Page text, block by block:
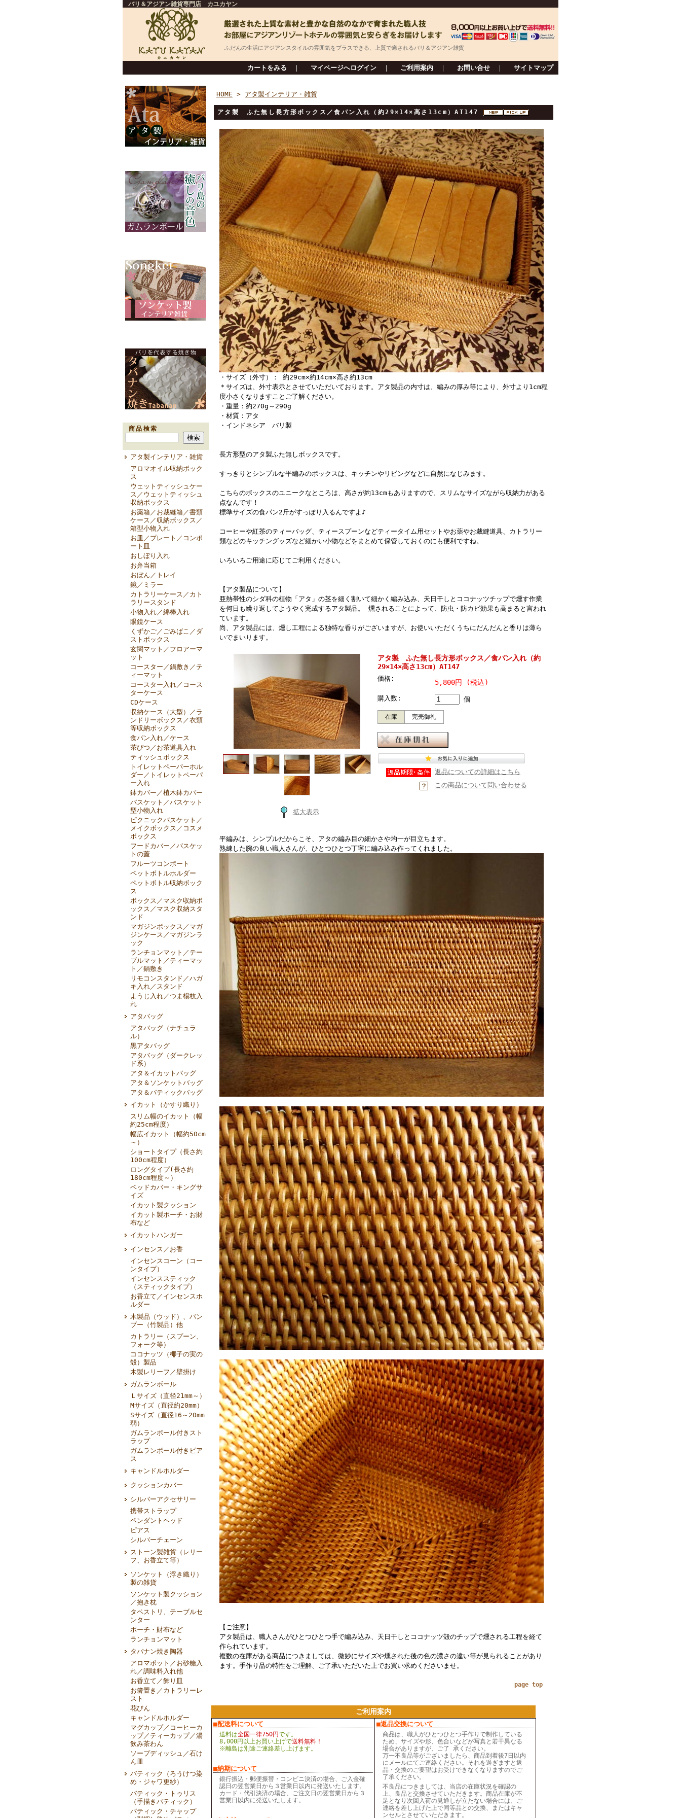
バリ＆アジアン雑貨専門店 カユカヤン
ふだんの生活にアジアンスタイルの雰囲気をプラスできる、上質で癒されるバリ＆アジアン雑貨
カートをみる ｜ マイページへログイン ｜ ご利用案内 ｜ お問い合せ ｜ サイトマップ
商品検索
アタ製インテリア・雑貨
アロマオイル収納ボック
ス
ウェットティッシュケー
ス／ウェットティッシュ
収納ボックス
お薬箱／お裁縫箱／書類
ケース／収納ボックス／
箱型小物入れ
お皿／プレート／コンポ
ート皿
おしぼり入れ
お弁当箱
おぼん／トレイ
鏡／ミラー
カトラリーケース／カト
ラリースタンド
小物入れ／綿棒入れ
眼鏡ケース
くずかご／ごみばこ／ダ
ストボックス
玄関マット／フロアーマ
ット
コースター／鍋敷き／テ
ィーマット
コースター入れ／コース
ターケース
CDケース
収納ケース（大型）／ラ
ンドリーボックス／衣類
等収納ボックス
食パン入れ／ケース
茶びつ／お茶道具入れ
ティッシュボックス
トイレットペーパーホル
ダー／トイレットペーパ
ー入れ
鉢カバー／植木鉢カバー
バスケット／バスケット
型小物入れ
ピクニックバスケット／
メイクボックス／コスメ
ボックス
フードカバー／バスケッ
トの蓋
フルーツコンポート
ペットボトルホルダー
ペットボトル収納ボック
ス
ボックス／マスク収納ボ
ックス／マスク収納スタ
ンド
マガジンボックス／マガ
ジンケース／マガジンラ
ック
ランチョンマット／テー
ブルマット／ティーマッ
ト／鍋敷き
リモコンスタンド／ハガ
キ入れ／スタンド
ようじ入れ／つま楊枝入
れ
アタバッグ
アタバッグ（ナチュラ
ル）
黒アタバッグ
アタバッグ（ダークレッ
ド系）
アタ＆イカットバッグ
アタ＆ソンケットバッグ
アタ＆バティックバッグ
イカット（かすり織り）
スリム幅のイカット（幅
約25cm程度）
幅広イカット（幅約50cm
～）
ショートタイプ（長さ約
100cm程度）
ロングタイプ(長さ約
180cm程度～）
ベッドカバー・キングサ
イズ
イカット製クッション
イカット製ポーチ・お財
布など
イカットハンガー
インセンス／お香
インセンスコーン（コー
ンタイプ）
インセンススティック
（スティックタイプ）
お香立て／インセンスホ
ルダー
木製品（ウッド）、バン
ブー（竹製品）他
カトラリー（スプーン、
フォーク等）
ココナッツ（椰子の実の
殻）製品
木製レリーフ／壁掛け
ガムランボール
Ｌサイズ（直径21mm～）
Mサイズ（直径約20mm）
Sサイズ（直径16～20mm
弱）
ガムランボール付きスト
ラップ
ガムランボール付きピア
ス
キャンドルホルダー
クッションカバー
シルバーアクセサリー
携帯ストラップ
ペンダントヘッド
ピアス
シルバーチェーン
ストーン製雑貨（レリー
フ、お香立て等）
ソンケット（浮き織り）
製の雑貨
ソンケット製クッション
／抱き枕
タペストリ、テーブルセ
ンター
ポーチ・財布など
ランチョンマット
タバナン焼き陶器
アロマポット／お砂糖入
れ／調味料入れ他
お香立て／飾り皿
お箸置き／カトラリーレ
スト
花びん
キャンドルホルダー
マグカップ／コーヒーカ
ップ／ティーカップ／湯
飲み茶わん
ソープディッシュ／石け
ん皿
バティック（ろうけつ染
め・ジャワ更紗）
バティック・トゥリス
（手描きバティック）
バティック・チャップ
HOME > アタ製インテリア・雑貨
アタ製 ふた無し長方形ボックス／食パン入れ（約29×14×高さ13cm）AT147
・サイズ（外寸）： 約29cm×約14cm×高さ約13cm
＊サイズは、外寸表示とさせていただいております。アタ製品の内寸は、編みの厚み等により、外寸より1cm程
度小さくなりますことご了解ください。
・重量：約270g～290g
・材質：アタ
・インドネシア バリ製
長方形型のアタ製ふた無しボックスです。
すっきりとシンプルな平編みのボックスは、キッチンやリビングなどに自然になじみます。
こちらのボックスのユニークなところは、高さが約13cmもありますので、スリムなサイズながら収納力がある
点なんです！
標準サイズの食パン2斤がすっぽり入るんですよ♪
コーヒーや紅茶のティーバッグ、ティースプーンなどティータイム用セットやお薬やお裁縫道具、カトラリー
類などのキッチングッズなど細かい小物などをまとめて保管しておくのにも便利ですね。
いろいろご用途に応じてご利用ください。
【アタ製品について】
亜熱帯性のシダ科の植物「アタ」の茎を細く割いて細かく編み込み、天日干しとココナッツチップで燻す作業
を何日も繰り返してようやく完成するアタ製品。 燻されることによって、防虫・防カビ効果も高まると言われ
ています。
尚、アタ製品には、燻し工程による独特な香りがございますが、お使いいただくうちにだんだんと香りは薄ら
いでまいります。
拡大表示
アタ製 ふた無し長方形ボックス／食パン入れ（約
29×14×高さ13cm）AT147
価格: 5,800円 (税込)
購入数: 個
在庫 完売御礼
返品についての詳細はこちら
この商品について問い合わせる
平編みは、シンプルだからこそ、アタの編み目の細かさや均一が目立ちます。
熟練した腕の良い職人さんが、ひとつひとつ丁寧に編み込み作ってくれました。
【ご注意】
アタ製品は、職人さんがひとつひとつ手で編み込み、天日干しとココナッツ殻のチップで燻される工程を経て
作られています。
複数の在庫がある商品につきましては、微妙にサイズや燻された後の色の濃さの違い等が見られることがあり
ます。手作り品の特性をご理解、ご了承いただいた上でお買い求めくださいませ。
page top
ご利用案内
■配送料について
送料は全国一律750円です。
8,000円以上お買い上げで送料無料！
※離島は別途ご連絡差し上げます。
■納期について
銀行振込・郵便振替・コンビニ決済の場合、ご入金確
認日の翌営業日から３営業日以内に発送いたします。
カード・代引決済の場合、ご注文日の翌営業日から３
営業日以内に発送いたします。
■返品交換について
商品は、職人がひとつひとつ手作りで制作している
ため、サイズや形、色合いなどが写真と若干異なる
場合がありますが、ご了 承ください。
万一不良品等がございましたら、商品到着後7日以内
にメールにてご連絡ください。それを過ぎますと返
品・交換のご要望はお受けできなくなりますのでご
了承ください。
不良品につきましては、当店の在庫状況を確認の
上、良品と交換させていただきます。商品在庫が不
足となり次回入荷の見通しが立たない場合には、ご
連絡を差し上げた上で同等品との交換、またはキャ
ンセルとさせていただきます。